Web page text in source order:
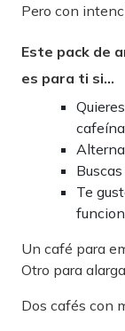
Pero con
Este pack de
es para ti si…
Te
Un café para
Otro para
Dos cafés con